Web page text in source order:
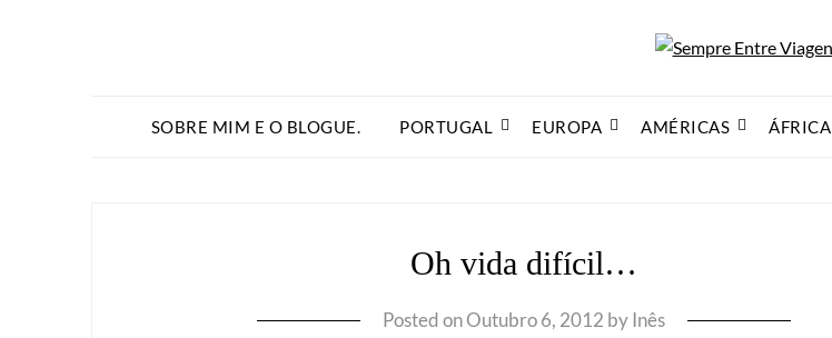
SOBRE MIM E O BLOGUE. PORTUGAL EUROPA AMÉRICAS ÁFRICA
Oh vida difícil…
Posted onOutubro 6, 2012 byInês